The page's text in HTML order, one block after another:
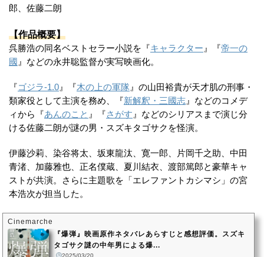
郎、佐藤二朗
【作品概要】
呉勝浩の同名ベストセラー小説を『キャラクター 』『帝一の
國 』などの永井聡監督が実写映画化。
『ゴジラ-1.0 』『木の上の軍隊 』の山田裕貴が天才肌の刑事・
類家役として主演を務め、『新解釈・三國志 』などのコメデ
ィから『あんのこと 』『さがす 』などのシリアスまで演じ分
ける佐藤二朗が謎の男・スズキタゴサクを怪演。
伊藤沙莉、染谷将太、坂東龍汰、寛一郎、片岡千之助、中田
青渚、加藤雅也、正名僕蔵、夏川結衣、渡部篤郎と豪華キャ
ストが共演。さらに主題歌を「エレファントカシマシ」の宮
本浩次が担当した。
Cinemarche
『爆弾』映画原作ネタバレあらすじと感想評価。スズキ
タゴサク謎の中年男による爆...
2025/03/20